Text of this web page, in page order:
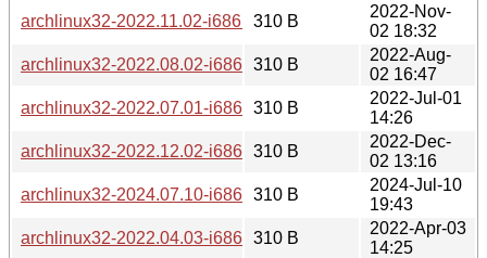
archlinux32-2022.11.02-i686.iso.sig
310 B
2022-Nov-
02 18:32
archlinux32-2022.08.02-i686.iso.sig
310 B
2022-Aug-
02 16:47
archlinux32-2022.07.01-i686.iso.sig
310 B
2022-Jul-01
14:26
archlinux32-2022.12.02-i686.iso.sig
310 B
2022-Dec-
02 13:16
archlinux32-2024.07.10-i686.iso.sig
310 B
2024-Jul-10
19:43
archlinux32-2022.04.03-i686.iso.sig
310 B
2022-Apr-03
14:25